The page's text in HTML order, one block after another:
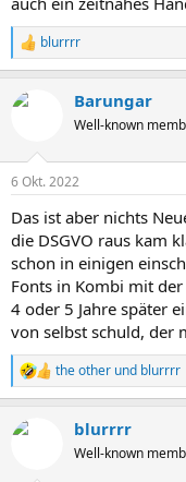
R
e
k
e
:
blurrrr
Barungar
Well-known
6 Okt. 2022
Das ist aber nichts
die DSGVO raus kam
schon in einigen
Fonts in Kombi mit der
4 oder 5 Jahre später
von selbst schuld, der
R
e
k
the other und blurrrr
blurrrr
Well-known